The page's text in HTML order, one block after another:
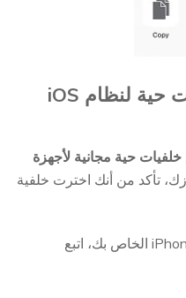
الطريقة 2: تعيين خلفيات حية لنظام iOS
خلفيات حية مجانية لأجهزة
تأكد من أنك اخترت خلفية
لتفعيل الخلفيات الحية على جهاز iPhone الخاص بك، اتبع